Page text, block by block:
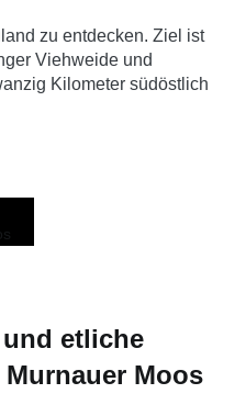
zu entdecken. Ziel ist
Viehweide und
Kilometer südöstlich
etliche
Moos